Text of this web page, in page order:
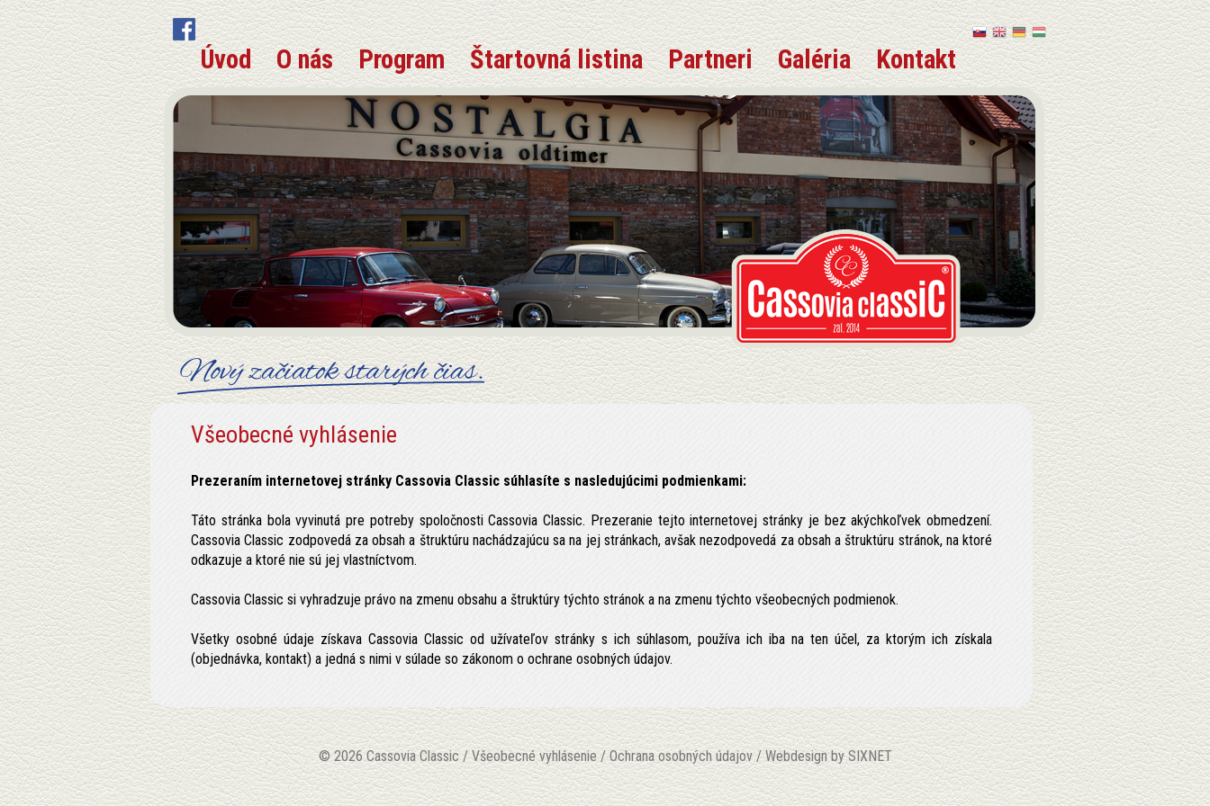
Úvod O nás Program Štartovná listina Partneri Galéria Kontakt
Všeobecné vyhlásenie
Prezeraním internetovej stránky Cassovia Classic súhlasíte s nasledujúcimi podmienkami:
Táto stránka bola vyvinutá pre potreby spoločnosti Cassovia Classic. Prezeranie tejto internetovej stránky je bez akýchkoľvek obmedzení.
Cassovia Classic zodpovedá za obsah a štruktúru nachádzajúcu sa na jej stránkach, avšak nezodpovedá za obsah a štruktúru stránok, na ktoré
odkazuje a ktoré nie sú jej vlastníctvom.
Cassovia Classic si vyhradzuje právo na zmenu obsahu a štruktúry týchto stránok a na zmenu týchto všeobecných podmienok.
Všetky osobné údaje získava Cassovia Classic od užívateľov stránky s ich súhlasom, používa ich iba na ten účel, za ktorým ich získala
(objednávka, kontakt) a jedná s nimi v súlade so zákonom o ochrane osobných údajov.
© 2026 Cassovia Classic /Všeobecné vyhlásenie/Ochrana osobných údajov/ Webdesign bySIXNET